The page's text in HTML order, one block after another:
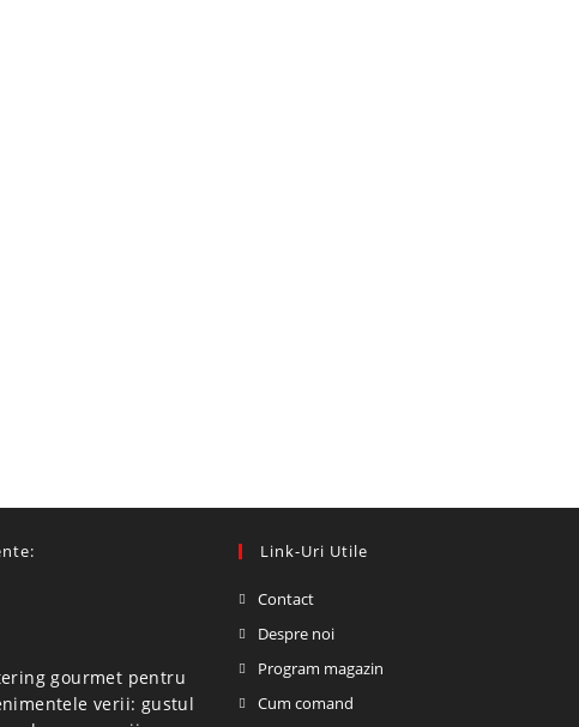
gourmet pentru
verii: gustul
Link-Uri Utile
Contact
Despre noi
Program magazin
Cum comand